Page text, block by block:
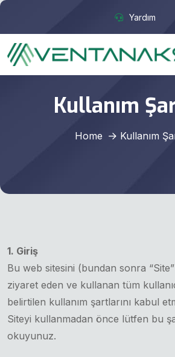
Yardım
Kullanım
Home Kullanım
1. Giriş
Bu web sitesini (bundan sonra
ziyaret eden ve kullanan tüm
belirtilen kullanım şartlarını kabul
Siteyi kullanmadan önce lütfen bu
okuyunuz.